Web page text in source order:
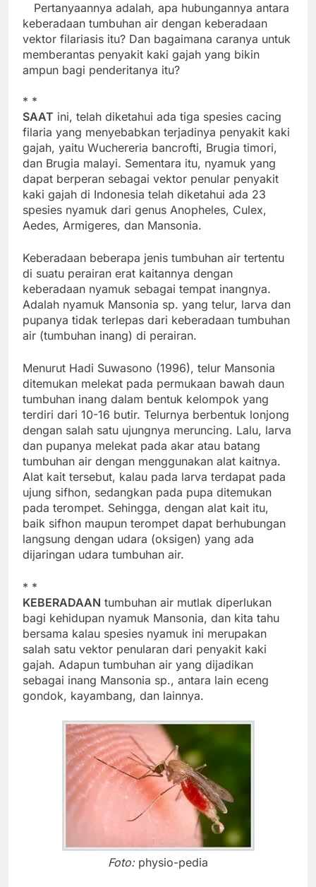
Pertanyaannya adalah, apa hubungannya antara
keberadaan tumbuhan air dengan keberadaan
vektor filariasis itu? Dan bagaimana caranya untuk
memberantas penyakit kaki gajah yang bikin
ampun bagi penderitanya itu?
* *
SAAT ini, telah diketahui ada tiga spesies cacing
filaria yang menyebabkan terjadinya penyakit kaki
gajah, yaitu Wuchereria bancrofti, Brugia timori,
dan Brugia malayi. Sementara itu, nyamuk yang
dapat berperan sebagai vektor penular penyakit
kaki gajah di Indonesia telah diketahui ada 23
spesies nyamuk dari genus Anopheles, Culex,
Aedes, Armigeres, dan Mansonia.
Keberadaan beberapa jenis tumbuhan air tertentu
di suatu perairan erat kaitannya dengan
keberadaan nyamuk sebagai tempat inangnya.
Adalah nyamuk Mansonia sp. yang telur, larva dan
pupanya tidak terlepas dari keberadaan tumbuhan
air (tumbuhan inang) di perairan.
Menurut Hadi Suwasono (1996), telur Mansonia
ditemukan melekat pada permukaan bawah daun
tumbuhan inang dalam bentuk kelompok yang
terdiri dari 10-16 butir. Telurnya berbentuk lonjong
dengan salah satu ujungnya meruncing. Lalu, larva
dan pupanya melekat pada akar atau batang
tumbuhan air dengan menggunakan alat kaitnya.
Alat kait tersebut, kalau pada larva terdapat pada
ujung sifhon, sedangkan pada pupa ditemukan
pada terompet. Sehingga, dengan alat kait itu,
baik sifhon maupun terompet dapat berhubungan
langsung dengan udara (oksigen) yang ada
dijaringan udara tumbuhan air.
* *
KEBERADAAN tumbuhan air mutlak diperlukan
bagi kehidupan nyamuk Mansonia, dan kita tahu
bersama kalau spesies nyamuk ini merupakan
salah satu vektor penularan dari penyakit kaki
gajah. Adapun tumbuhan air yang dijadikan
sebagai inang Mansonia sp., antara lain eceng
gondok, kayambang, dan lainnya.
Foto: physio-pedia